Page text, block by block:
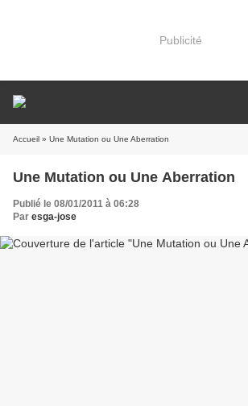
Publicité
Accueil » Une Mutation ou Une Aberration
Une Mutation ou Une Aberration
Publié le 08/01/2011 à 06:28
Par esga-jose